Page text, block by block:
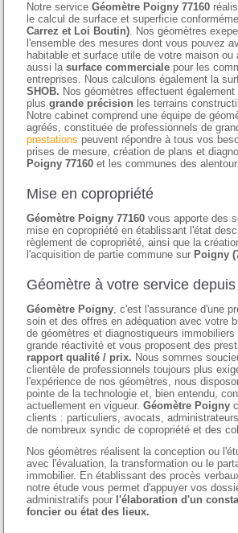
Notre serviceGéomètre Poigny 77160
le calcul de surface et superficie
Carrez et Loi Boutin). Nos géomètres
l'ensemble des mesures dont vous pouvez
habitable et surface utile de votre maison ou
aussi lasurface commerciale pour les
entreprises. Nous calculons également la
SHOB. Nos géomètres effectuent
plusgrande précision les terrains
Notre cabinet comprend une équipe de
agréés, constituée de professionnels de
prestations peuvent répondre à tous vos
prises de mesure, création de plans et
Poigny 77160 et les communes des
Mise en copropriété
Géomètre Poigny 77160 vous apporte des
mise en copropriété en établissant l'état
règlement de copropriété, ainsi que la
l'acquisition de partie commune sur Poigny
Géomètre à votre service
Géomètre Poigny, c'est l'assurance d'une
soin et des offres en adéquation avec votre
de géomètres et diagnostiqueurs
grande réactivité et vous proposent des
rapport qualité / prix. Nous sommes
clientèle de professionnels toujours plus
l'expérience de nos géomètres, nous
pointe de la technologie et, bien entendu,
actuellement en vigueur.Géomètre Poigny
clients : particuliers, avocats,
de nombreux syndic de copropriété et des
Nos géomètres réalisent la conception ou
avec l'évaluation, la transformation ou le
immobilier. En établissant des procès
notre étude vous permet d'appuyer vos
administratifs pour l'élaboration d'un
foncier ou état des lieux.